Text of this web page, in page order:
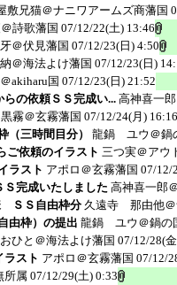
敷兄猫＠ナニワアームズ商藩国
詩歌藩国 07/12/22(土) 13:46
＠伏見藩国 07/12/23(日) 4:50
＠海法よけ藩国 07/12/23(日)
akiharu国 07/12/23(日) 21:52
の依頼ＳＳ完成い... 高神喜一
黒霧＠玄霧藩国 07/12/24(月) 16:16
（三時間目分）
龍鍋 ユウ＠鍋
ご依頼のイラスト 三つ実＠アウ
ラスト アポロ＠玄霧藩国 07/12/
完成いたしました 高神喜一郎
ＳＳ自由枠分 久遠寺 那由他＠
由枠）の提出 龍鍋 ユウ＠鍋の
ひと＠海法よけ藩国 07/12/28(
スト アポロ＠玄霧藩国 07/12/
所属 07/12/29(土) 0:33